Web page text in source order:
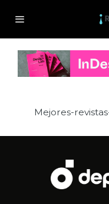
Mejores-